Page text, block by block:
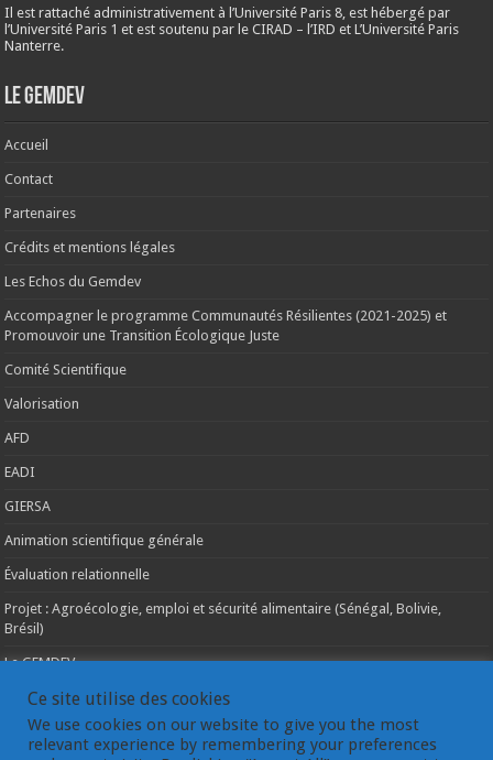
Il est rattaché administrativement à l’Université Paris 8, est hébergé par
l’Université Paris 1 et est soutenu par le CIRAD – l’IRD et L’Université Paris
Nanterre.
Le Gemdev
Accueil
Contact
Partenaires
Crédits et mentions légales
Les Echos du Gemdev
Accompagner le programme Communautés Résilientes (2021-2025) et
Promouvoir une Transition Écologique Juste
Comité Scientifique
Valorisation
AFD
EADI
GIERSA
Animation scientifique générale
Évaluation relationnelle
Projet : Agroécologie, emploi et sécurité alimentaire (Sénégal, Bolivie,
Brésil)
Le GEMDEV
La pluridisciplinarité
La coopération internationale
Ce site utilise des cookies
We use cookies on our website to give you the most
relevant experience by remembering your preferences